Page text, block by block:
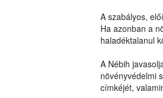
A szabályos,
Ha azonban a
haladéktalanul
A Nébih
növényvédelmi
címkéjét,